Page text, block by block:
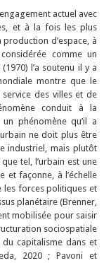
actuel avec
et à la fois les plus
d’espace, à
comme un
l’a soutenu il y a
montre que le
des villes et de
conduit à la
phénomène qu’il a
ne doit plus être
industriel, mais plutôt
tel, l’urbain est une
et façonne, à l’échelle
les forces politiques et
planétaire (Brenner,
mobilisée pour saisir
sociospatiale
du capitalisme dans et
2020 ; Pavoni et